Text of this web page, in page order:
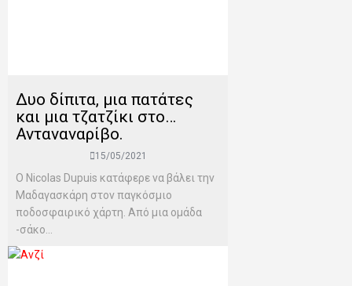
Δυο δίπιτα, μια πατάτες
και μια τζατζίκι στο…
Ανταναναρίβο.
15/05/2021
Ο Nicolas Dupuis κατάφερε να βάλει την
Μαδαγασκάρη στον παγκόσμιο
ποδοσφαιρικό χάρτη. Από μια ομάδα
-σάκο...